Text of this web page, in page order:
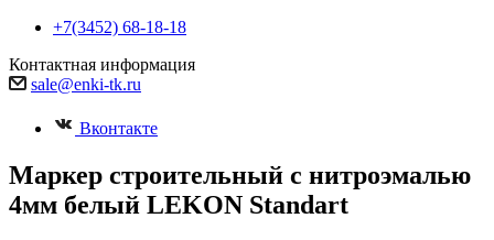
+7(3452) 68-18-18
Контактная информация
sale@enki-tk.ru
Вконтакте
Маркер строительный с нитроэмалью
4мм белый LEKON Standart